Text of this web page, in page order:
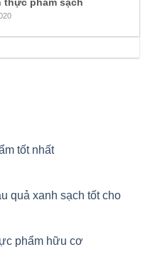
thực phẩm sạch
tốt nhất
quả xanh sạch tốt cho
phẩm hữu cơ